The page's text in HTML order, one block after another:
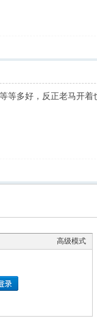
等多好，反正老马开着
高级模式